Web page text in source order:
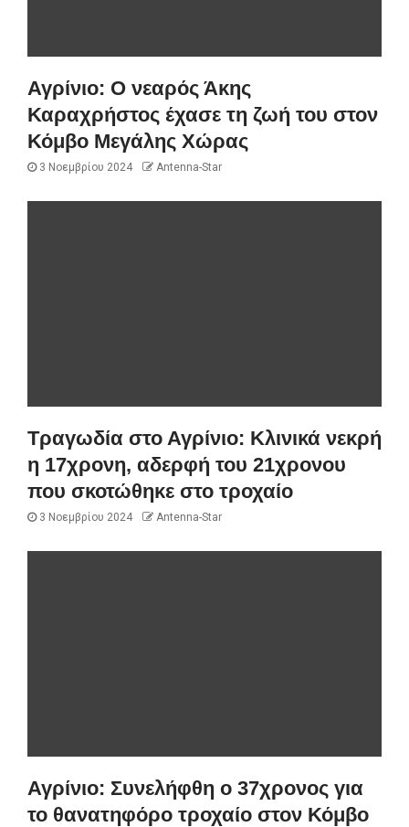
Αγρίνιο: Ο νεαρός Άκης
Καραχρήστος έχασε τη ζωή του στον
Κόμβο Μεγάλης Χώρας
3 Νοεμβρίου 2024 Antenna-Star
Τραγωδία στο Αγρίνιο: Κλινικά νεκρή
η 17χρονη, αδερφή του 21χρονου
που σκοτώθηκε στο τροχαίο
3 Νοεμβρίου 2024 Antenna-Star
Αγρίνιο: Συνελήφθη ο 37χρονος για
το θανατηφόρο τροχαίο στον Κόμβο